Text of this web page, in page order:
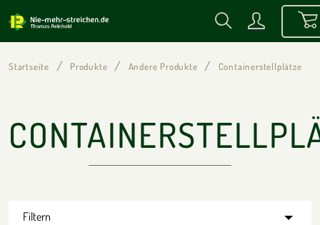
Startseite Produkte Andere Produkte Containerstellplätze
Filtern